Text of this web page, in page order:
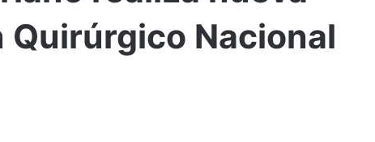
Quirúrgico Nacional